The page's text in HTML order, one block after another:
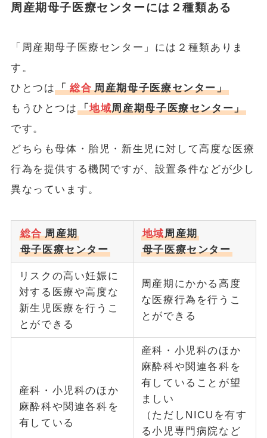
周産期母子医療センターには２種類ある
「周産期母子医療センター」には２種類ありま
す。
ひとつは「 総合 周産期母子医療センター」
もうひとつは 「地域周産期母子医療センター」
です。
どちらも母体・胎児・新生児に対して高度な医療
行為を提供する機関ですが、設置条件などが少し
異なっています。
総合 周産期
母子医療センター
地域周産期
母子医療センター
リスクの高い妊娠に
対する医療や高度な
新生児医療を行うこ
とができる
周産期にかかる高度
な医療行為を行うこ
とができる
産科・小児科のほか
麻酔科や関連各科を
有している
産科・小児科のほか
麻酔科や関連各科を
有していることが望
ましい
（ただしNICUを有す
る小児専門病院など